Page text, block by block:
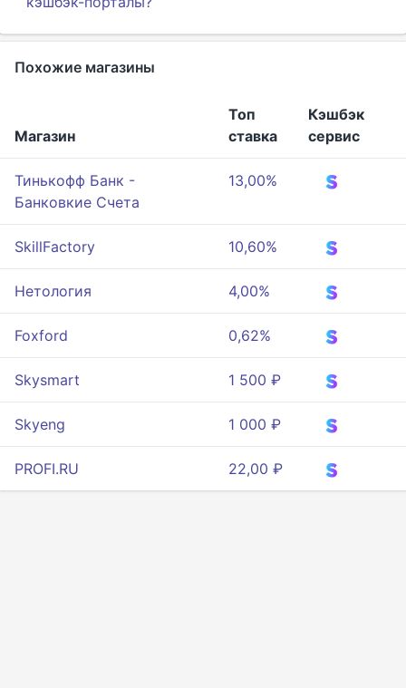
Похожие магазины
Магазин
Топ
ставка
Кэшбэк
сервис
Тинькофф Банк -
Банковкие Счета
13,00%
SkillFactory 10,60%
Нетология 4,00%
Foxford 0,62%
Skysmart 1 500 ₽
Skyeng 1 000 ₽
PROFI.RU 22,00 ₽